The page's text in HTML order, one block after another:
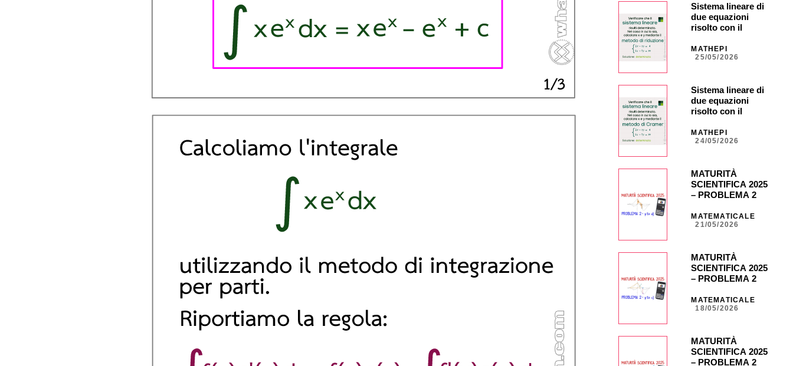
Sistema lineare di
due equazioni
risolto con il
riduzione
MATHEPI
25/05/2026
Sistema lineare di
due equazioni
risolto con il
MATHEPI
24/05/2026
MATURITÀ
SCIENTIFICA 2025
– PROBLEMA 2 –
grafica CASIO fx-
CG50 _ NA40 _
MATEMATICALE
21/05/2026
MATURITÀ
SCIENTIFICA 2025
– PROBLEMA 2 –
grafica CASIO fx
CG50 _ NA35 _
MATEMATICALE
18/05/2026
MATURITÀ
SCIENTIFICA 2025
– PROBLEMA 2 –